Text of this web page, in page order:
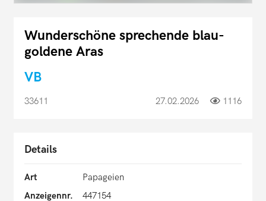
Wunderschöne sprechende blau-
goldene Aras
VB
33611 27.02.2026 1116
Details
Art
Papageien
Anzeigennr.
447154